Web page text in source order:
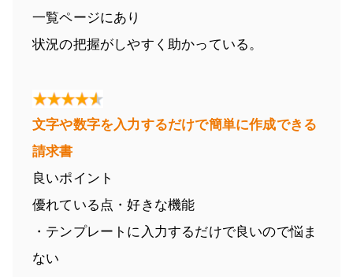
一覧ページにあり
状況の把握がしやすく助かっている。
文字や数字を入力するだけで簡単に作成できる
請求書
良いポイント
優れている点・好きな機能
・テンプレートに入力するだけで良いので悩ま
ない